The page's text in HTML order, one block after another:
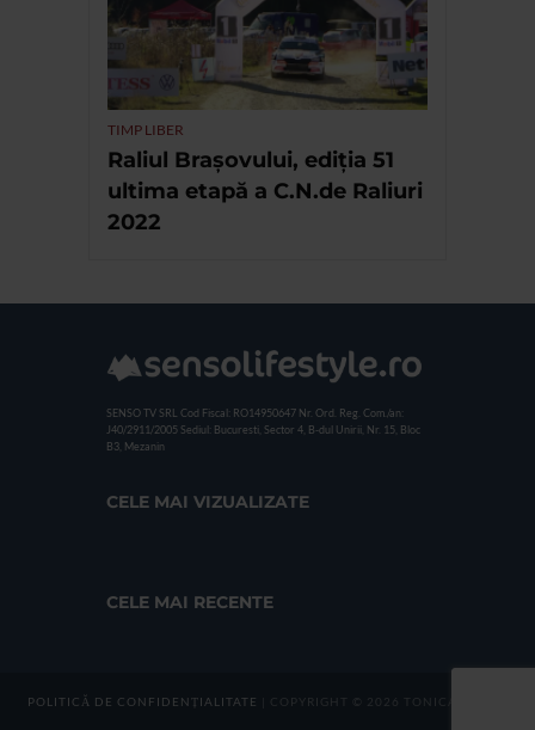
TIMP LIBER
Raliul Brașovului, ediția 51
ultima etapă a C.N.de Raliuri
2022
SENSO TV SRL Cod Fiscal: RO14950647 Nr. Ord. Reg. Com./an:
J40/2911/2005 Sediul: Bucuresti, Sector 4, B-dul Unirii, Nr. 15, Bloc
B3, Mezanin
CELE MAI VIZUALIZATE
CELE MAI RECENTE
POLITICĂ DE CONFIDENȚIALITATE | COPYRIGHT © 2026 TONICA GROUP